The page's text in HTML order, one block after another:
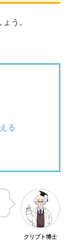
う。
る
クリプト博士